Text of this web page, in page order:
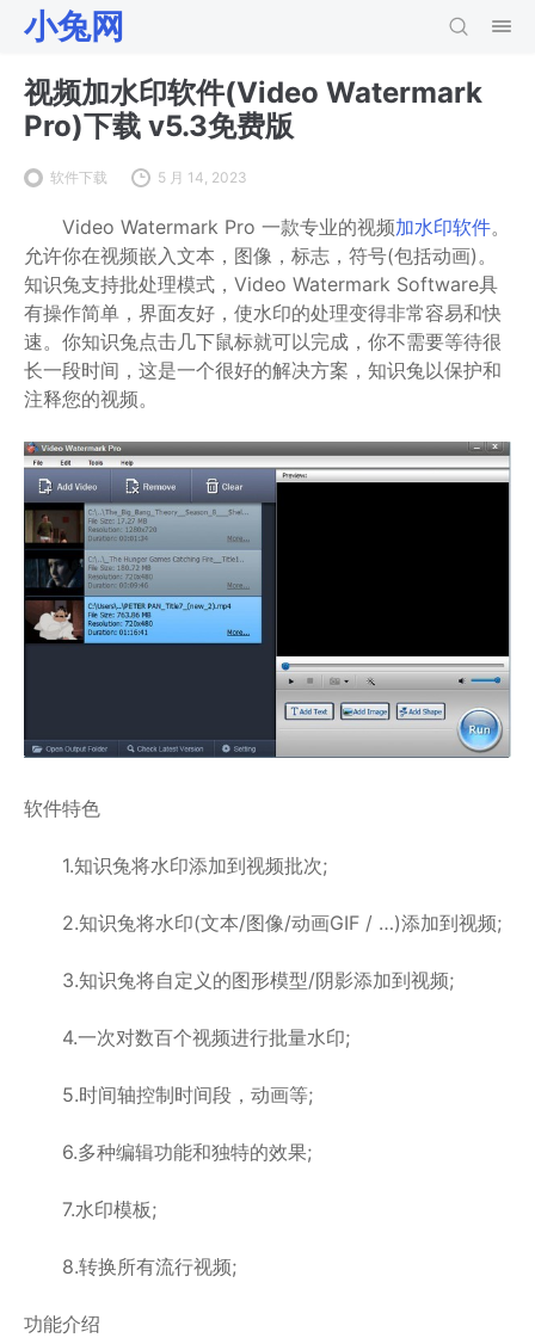
小兔网
视频加水印软件(Video Watermark
Pro)下载 v5.3免费版
软件下载 5 月 14, 2023
Video Watermark Pro 一款专业的视频加水印软件。
允许你在视频嵌入文本，图像，标志，符号(包括动画)。
知识兔支持批处理模式，Video Watermark Software具
有操作简单，界面友好，使水印的处理变得非常容易和快
速。你知识兔点击几下鼠标就可以完成，你不需要等待很
长一段时间，这是一个很好的解决方案，知识兔以保护和
注释您的视频。
软件特色
1.知识兔将水印添加到视频批次;
2.知识兔将水印(文本/图像/动画GIF / …)添加到视频;
3.知识兔将自定义的图形模型/阴影添加到视频;
4.一次对数百个视频进行批量水印;
5.时间轴控制时间段，动画等;
6.多种编辑功能和独特的效果;
7.水印模板;
8.转换所有流行视频;
功能介绍